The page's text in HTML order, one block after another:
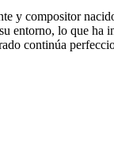
y compositor
entorno, lo que ha
continúa